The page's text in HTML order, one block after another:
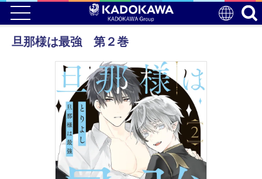
旦那様は最強 第２巻